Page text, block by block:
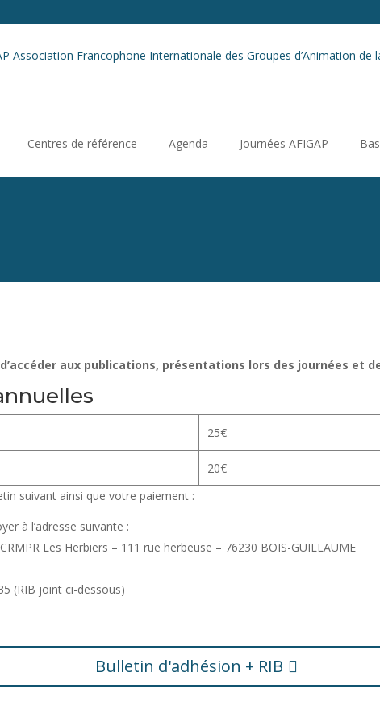
Centres de référence Agenda Journées AFIGAP
aux publications, présentations lors des journées et
25€
20€
suivant ainsi que votre paiement :
à l’adresse suivante :
Les Herbiers – 111 rue herbeuse – 76230 BOIS-GUILLAUME
(RIB joint ci-dessous)
Bulletin d'adhésion + RIB